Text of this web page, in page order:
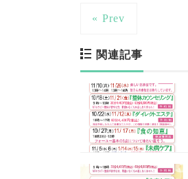
« Prev
関連記事